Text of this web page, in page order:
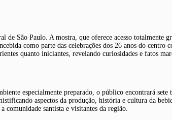
de São Paulo. A mostra, que oferece acesso totalmente
como parte das celebrações dos 26 anos do centro
quanto iniciantes, revelando curiosidades e fatos
especialmente preparado, o público encontrará sete
aspectos da produção, história e cultura da
santista e visitantes da região.